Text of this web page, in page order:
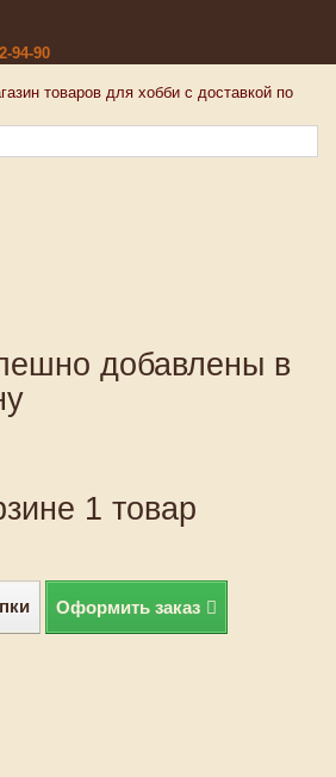
94-90
добавлены в
1 товар
Оформить заказ